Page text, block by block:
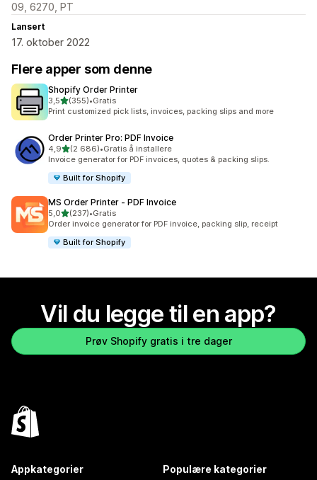
09, 6270, PT
Lansert
17. oktober 2022
Flere apper som denne
Shopify Order Printer
3,5av 5 stjerner
(355)
Totalt 355 omtaler
•Gratis
Print customized pick lists, invoices, packing slips and more
Order Printer Pro: PDF Invoice
4,9av 5 stjerner
(2 686)
Totalt 2686 omtaler
•Gratis å installere
Invoice generator for PDF invoices, quotes & packing slips.
Built for Shopify
MS Order Printer ‑ PDF Invoice
5,0av 5 stjerner
(237)
Totalt 237 omtaler
•Gratis
Order invoice generator for PDF invoice, packing slip, receipt
Built for Shopify
Vil du legge til en app?
Prøv Shopify gratis i tre dager
Appkategorier Populære kategorier